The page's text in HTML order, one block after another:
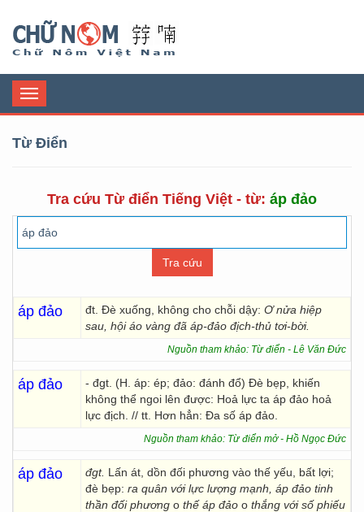
Toggle
navigation
Từ Điển
Tra cứu Từ điển Tiếng Việt - từ: áp đảo
áp đảo đt. Đè xuống, không cho chỗi dậy: Ơ nửa hiệp
sau, hội áo vàng đã áp-đảo địch-thủ tơi-bời.
Nguồn tham khảo: Từ điển - Lê Văn Đức
áp đảo
- đgt. (H. áp: ép; đảo: đánh đổ) Đè bẹp, khiến
không thể ngoi lên được: Hoả lực ta áp đảo hoả
lực địch. // tt. Hơn hẳn: Đa số áp đảo.
Nguồn tham khảo: Từ điển mở - Hồ Ngọc Đức
áp đảo đgt. Lấn át, dồn đối phương vào thế yếu, bất lợi;
đè bẹp: ra quân với lực lượng mạnh, áp đảo tinh
thần đối phương o thế áp đảo o thắng với số phiếu